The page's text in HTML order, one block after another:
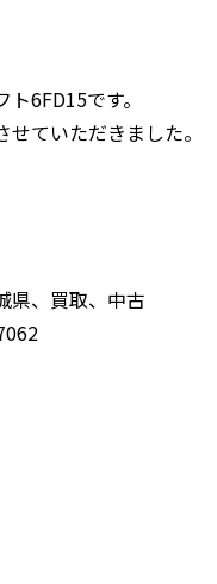
6FD15です。
ていただきました。
県、買取、中古